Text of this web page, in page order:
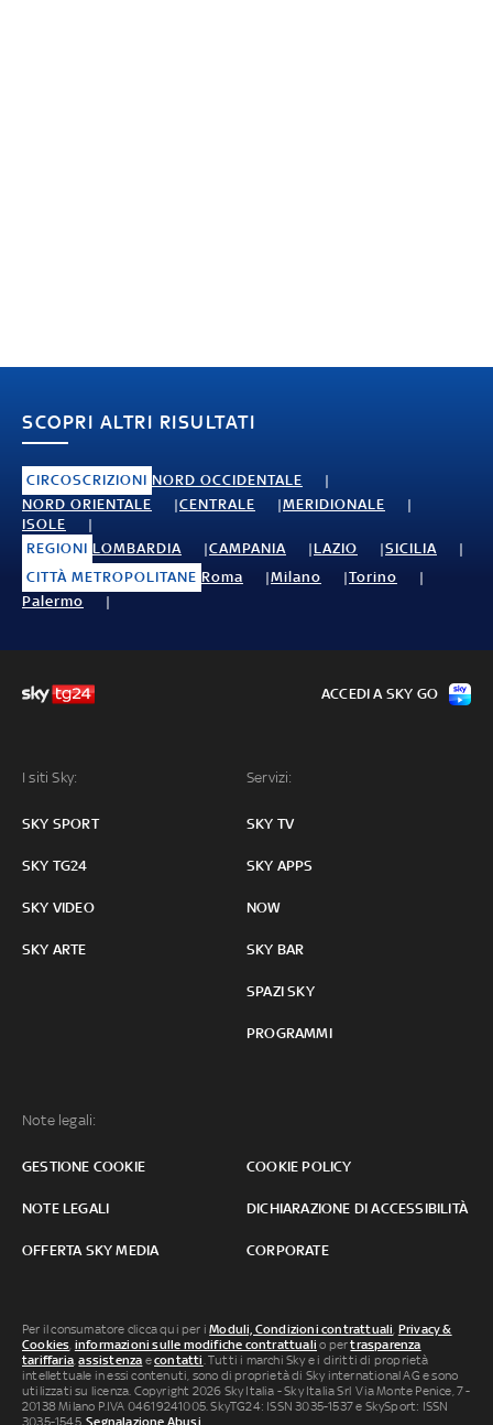
SCOPRI ALTRI RISULTATI
CIRCOSCRIZIONI NORD OCCIDENTALE
NORD ORIENTALE
CENTRALE
MERIDIONALE
ISOLE
REGIONI LOMBARDIA CAMPANIA LAZIO
SICILIA
CITTÀ METROPOLITANE Roma Milano
Torino
Palermo
I siti Sky:
SKY SPORT
SKY TG24
SKY VIDEO
SKY ARTE
Servizi:
SKY TV
SKY APPS
NOW
SKY BAR
SPAZI SKY
PROGRAMMI
Note legali:
GESTIONE COOKIE COOKIE POLICY
NOTE LEGALI DICHIARAZIONE DI ACCESSIBILITÀ
OFFERTA SKY MEDIA CORPORATE
ACCEDI A SKY GO
Per il consumatore clicca qui per iModuli, Condizioni contrattuali, Privacy &
Cookies, informazioni sulle modifiche contrattuali o pertrasparenza
tariffaria,assistenza econtatti. Tutti i marchi Sky e i diritti di proprietà
intellettuale in essi contenuti, sono di proprietà di Sky international AG e sono
utilizzati su licenza. Copyright 2026 Sky Italia - Sky Italia Srl Via Monte Penice, 7 -
20138 Milano P.IVA 04619241005. SkyTG24: ISSN 3035-1537 e SkySport: ISSN
3035-1545.Segnalazione Abusi